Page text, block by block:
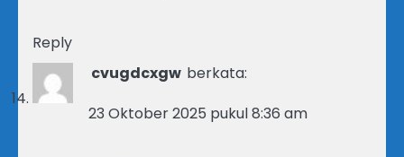
Reply
cvugdcxgw berkata:
23 Oktober 2025 pukul 8:36 am